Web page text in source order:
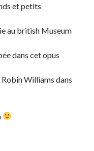
et petits
au british Museum
dans cet opus
Williams dans